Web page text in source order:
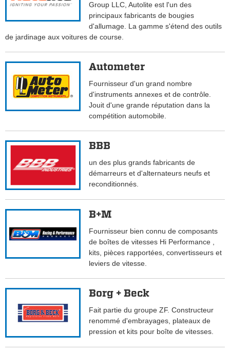
Group LLC, Autolite est l'un des
principaux fabricants de bougies
d'allumage. La gamme s'étend des outils
de jardinage aux voitures de course.
Autometer
Fournisseur d'un grand nombre
d'instruments annexes et de contrôle.
Jouit d'une grande réputation dans la
compétition automobile.
BBB
un des plus grands fabricants de
démarreurs et d'alternateurs neufs et
reconditionnés.
B+M
Fournisseur bien connu de composants
de boîtes de vitesses Hi Performance ,
kits, pièces rapportées, convertisseurs et
leviers de vitesse.
Borg + Beck
Fait partie du groupe ZF. Constructeur
renommé d'embrayages, plateaux de
pression et kits pour boîte de vitesses.